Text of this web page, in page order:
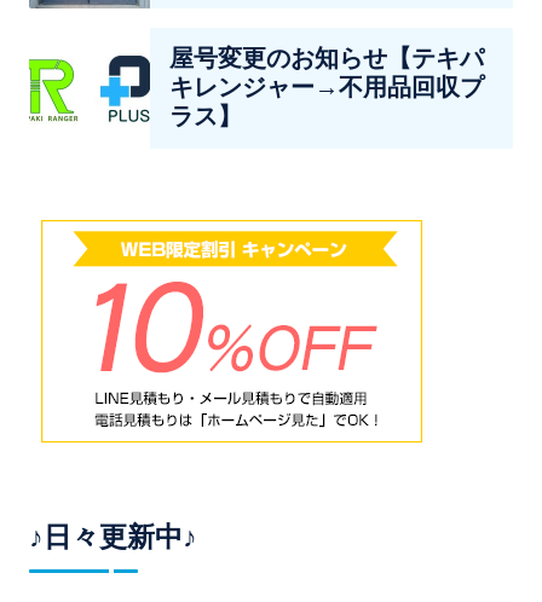
屋号変更のお知らせ【テキパ
キレンジャー→不用品回収プ
ラス】
♪日々更新中♪